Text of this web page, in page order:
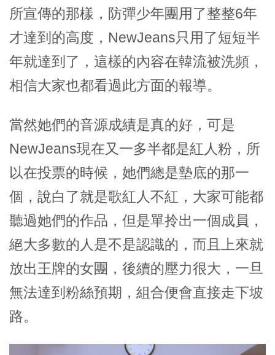
所宣傳的那樣，防彈少年團用了整整6年
才達到的高度，NewJeans只用了短短半
年就達到了，這樣的內容在韓流被洗頻，
相信大家也都看過此方面的報導。
當然她們的音源成績是真的好，可是
NewJeans現在又一多半都是紅人粉，所
以在投票的時候，她們總是墊底的那一
個，說白了就是歌紅人不紅，大家可能都
聽過她們的作品，但是單拎出一個成員，
絕大多數的人是不是認識的，而且上來就
放出王牌的女團，後續的壓力很大，一旦
無法達到粉絲預期，組合便會直接走下坡
路。